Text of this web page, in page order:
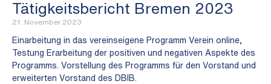
Tätigkeitsbericht Bremen 2023
21. November 2023
Einarbeitung in das vereinseigene Programm Verein online,
Testung Erarbeitung der positiven und negativen Aspekte des
Programms. Vorstellung des Programms für den Vorstand und
erweiterten Vorstand des DBIB.